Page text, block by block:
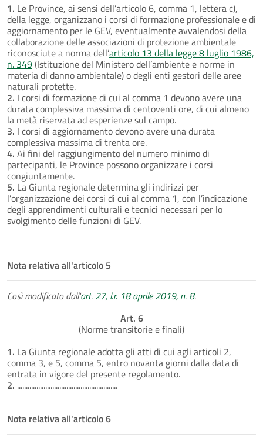
1. Le Province, ai sensi dell’articolo 6, comma 1, lettera c),
della legge, organizzano i corsi di formazione professionale e di
aggiornamento per le GEV, eventualmente avvalendosi della
collaborazione delle associazioni di protezione ambientale
riconosciute a norma dell’articolo 13 della legge 8 luglio 1986,
n. 349(Istituzione del Ministero dell’ambiente e norme in
materia di danno ambientale) o degli enti gestori delle aree
naturali protette.
2. I corsi di formazione di cui al comma 1 devono avere una
durata complessiva massima di centoventi ore, di cui almeno
la metà riservata ad esperienze sul campo.
3. I corsi di aggiornamento devono avere una durata
complessiva massima di trenta ore.
4. Ai fini del raggiungimento del numero minimo di
partecipanti, le Province possono organizzare i corsi
congiuntamente.
5. La Giunta regionale determina gli indirizzi per
l’organizzazione dei corsi di cui al comma 1, con l’indicazione
degli apprendimenti culturali e tecnici necessari per lo
svolgimento delle funzioni di GEV.
Nota relativa all'articolo 5
Così modificato dall'art. 27, l.r. 18 aprile 2019, n. 8.
Art. 6
(Norme transitorie e finali)
1. La Giunta regionale adotta gli atti di cui agli articoli 2,
comma 3, e 5, comma 5, entro novanta giorni dalla data di
entrata in vigore del presente regolamento.
2. .........................................................
Nota relativa all'articolo 6